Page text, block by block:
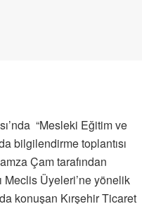
“Mesleki Eğitim ve
bilgilendirme toplantısı
Çam tarafından
Meclis Üyeleri’ne yönelik
konuşan Kırşehir Ticaret